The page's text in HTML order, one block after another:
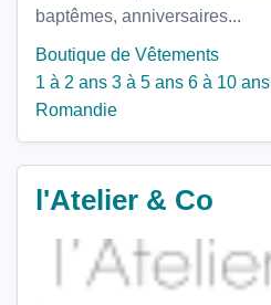
baptêmes, anniversaires...
Boutique de Vêtements
1 à 2 ans 3 à 5 ans 6 à 10 ans
Romandie
l'Atelier & Co